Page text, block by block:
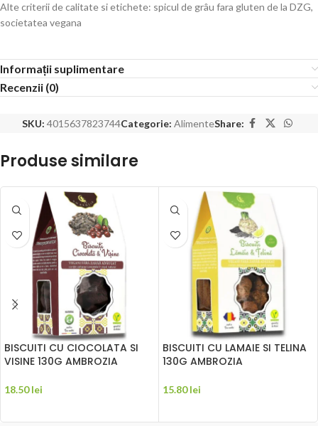
Alte criterii de calitate si etichete: spicul de grâu fara gluten de la DZG,
societatea vegana
Informații suplimentare
Recenzii (0)
SKU: 4015637823744Categorie: AlimenteShare:
Produse similare
BISCUITI CU CIOCOLATA SI
VISINE 130G AMBROZIA
18.50lei
BISCUITI CU LAMAIE SI TELINA
130G AMBROZIA
15.80lei